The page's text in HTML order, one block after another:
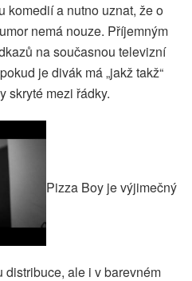
komedií a nutno uznat, že o
nemá nouze. Příjemným
na současnou televizní
je divák má „jakž takž“
skryté mezi řádky.
Pizza Boy je výjimečný
distribuce, ale i v barevném